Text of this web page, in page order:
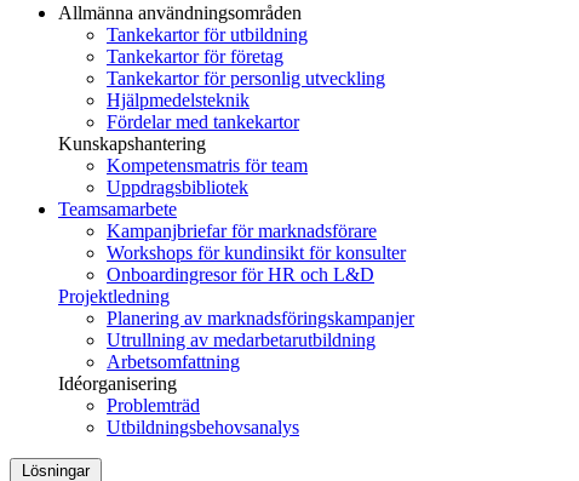
Allmänna användningsområden
Tankekartor för utbildning
Tankekartor för företag
Tankekartor för personlig utveckling
Hjälpmedelsteknik
Fördelar med tankekartor
Kunskapshantering
Kompetensmatris för team
Uppdragsbibliotek
Teamsamarbete
Kampanjbriefar för marknadsförare
Workshops för kundinsikt för konsulter
Onboardingresor för HR och L&D
Projektledning
Planering av marknadsföringskampanjer
Utrullning av medarbetarutbildning
Arbetsomfattning
Idéorganisering
Problemträd
Utbildningsbehovsanalys
Lösningar